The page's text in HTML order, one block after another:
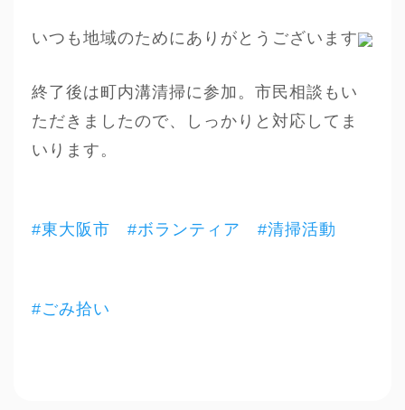
いつも地域のためにありがとうございます
終了後は町内溝清掃に参加。市民相談もい
ただきましたので、しっかりと対応してま
いります。
#東大阪市 #ボランティア #清掃活動
#ごみ拾い